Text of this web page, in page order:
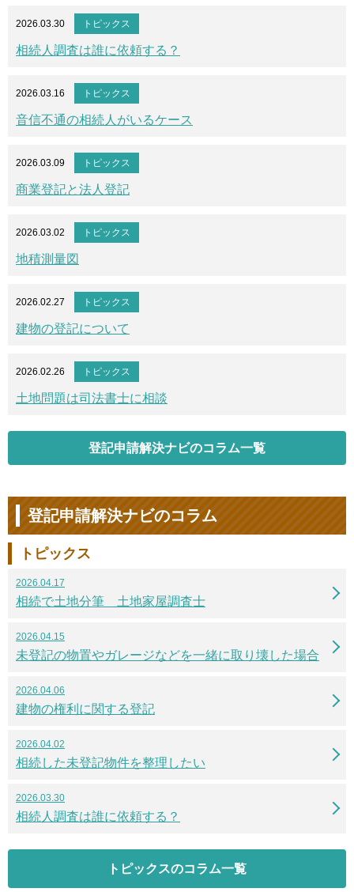
2026.03.30 トピックス
相続人調査は誰に依頼する？
2026.03.16 トピックス
音信不通の相続人がいるケース
2026.03.09 トピックス
商業登記と法人登記
2026.03.02 トピックス
地積測量図
2026.02.27 トピックス
建物の登記について
2026.02.26 トピックス
土地問題は司法書士に相談
登記申請解決ナビのコラム一覧
登記申請解決ナビのコラム
トピックス
2026.04.17
相続で土地分筆 土地家屋調査士
2026.04.15
未登記の物置やガレージなどを一緒に取り壊した場合
2026.04.06
建物の権利に関する登記
2026.04.02
相続した未登記物件を整理したい
2026.03.30
相続人調査は誰に依頼する？
トピックスのコラム一覧